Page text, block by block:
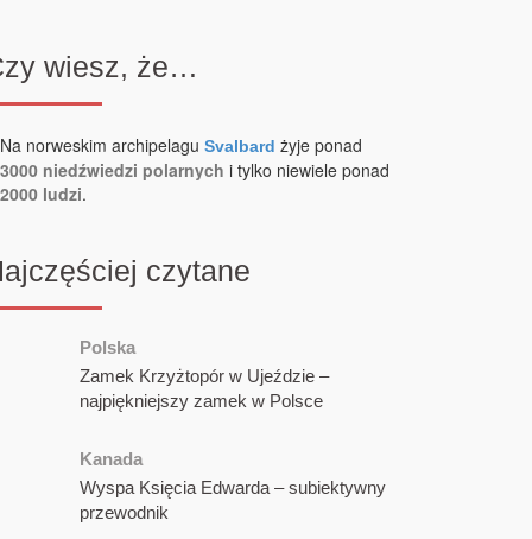
wiesz, że…
Na norweskim archipelagu Svalbard żyje ponad
3000 niedźwiedzi polarnych i tylko niewiele ponad
2000 ludzi.
czytane
Polska
Zamek Krzyżtopór w Ujeździe –
najpiękniejszy zamek w Polsce
Kanada
Wyspa Księcia Edwarda – subiektywny
przewodnik